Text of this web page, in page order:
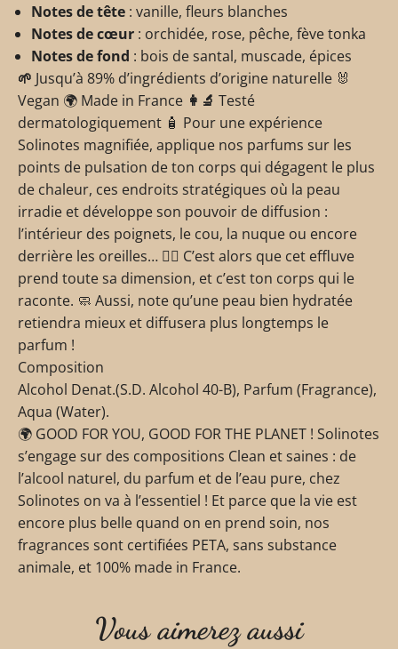
Notes de tête : vanille, fleurs blanches
Notes de cœur : orchidée, rose, pêche, fève tonka
Notes de fond : bois de santal, muscade, épices
🌱 Jusqu’à 89% d’ingrédients d’origine naturelle 🐰
Vegan 🌍 Made in France 👩🔬 Testé
dermatologiquement 🧴 Pour une expérience
Solinotes magnifiée, applique nos parfums sur les
points de pulsation de ton corps qui dégagent le plus
de chaleur, ces endroits stratégiques où la peau
irradie et développe son pouvoir de diffusion :
l’intérieur des poignets, le cou, la nuque ou encore
derrière les oreilles… 💆‍♀️ C’est alors que cet effluve
prend toute sa dimension, et c’est ton corps qui le
raconte. 🧼 Aussi, note qu’une peau bien hydratée
retiendra mieux et diffusera plus longtemps le
parfum !
Composition
Alcohol Denat.(S.D. Alcohol 40-B), Parfum (Fragrance),
Aqua (Water).
🌍 GOOD FOR YOU, GOOD FOR THE PLANET ! Solinotes
s’engage sur des compositions Clean et saines : de
l’alcool naturel, du parfum et de l’eau pure, chez
Solinotes on va à l’essentiel ! Et parce que la vie est
encore plus belle quand on en prend soin, nos
fragrances sont certifiées PETA, sans substance
animale, et 100% made in France.
Vous aimerez aussi